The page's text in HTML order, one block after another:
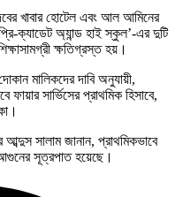
খাবার হোটেল এবং আল আমিনের
ক্যাডেট অ্যান্ড হাই স্কুল’-এর দুটি
ক্ষতিগ্রস্ত হয়।
মালিকদের দাবি অনুযায়ী,
সার্ভিসের প্রাথমিক হিসাবে,
আব্দুস সালাম জানান, প্রাথমিকভাবে
সূত্রপাত হয়েছে।